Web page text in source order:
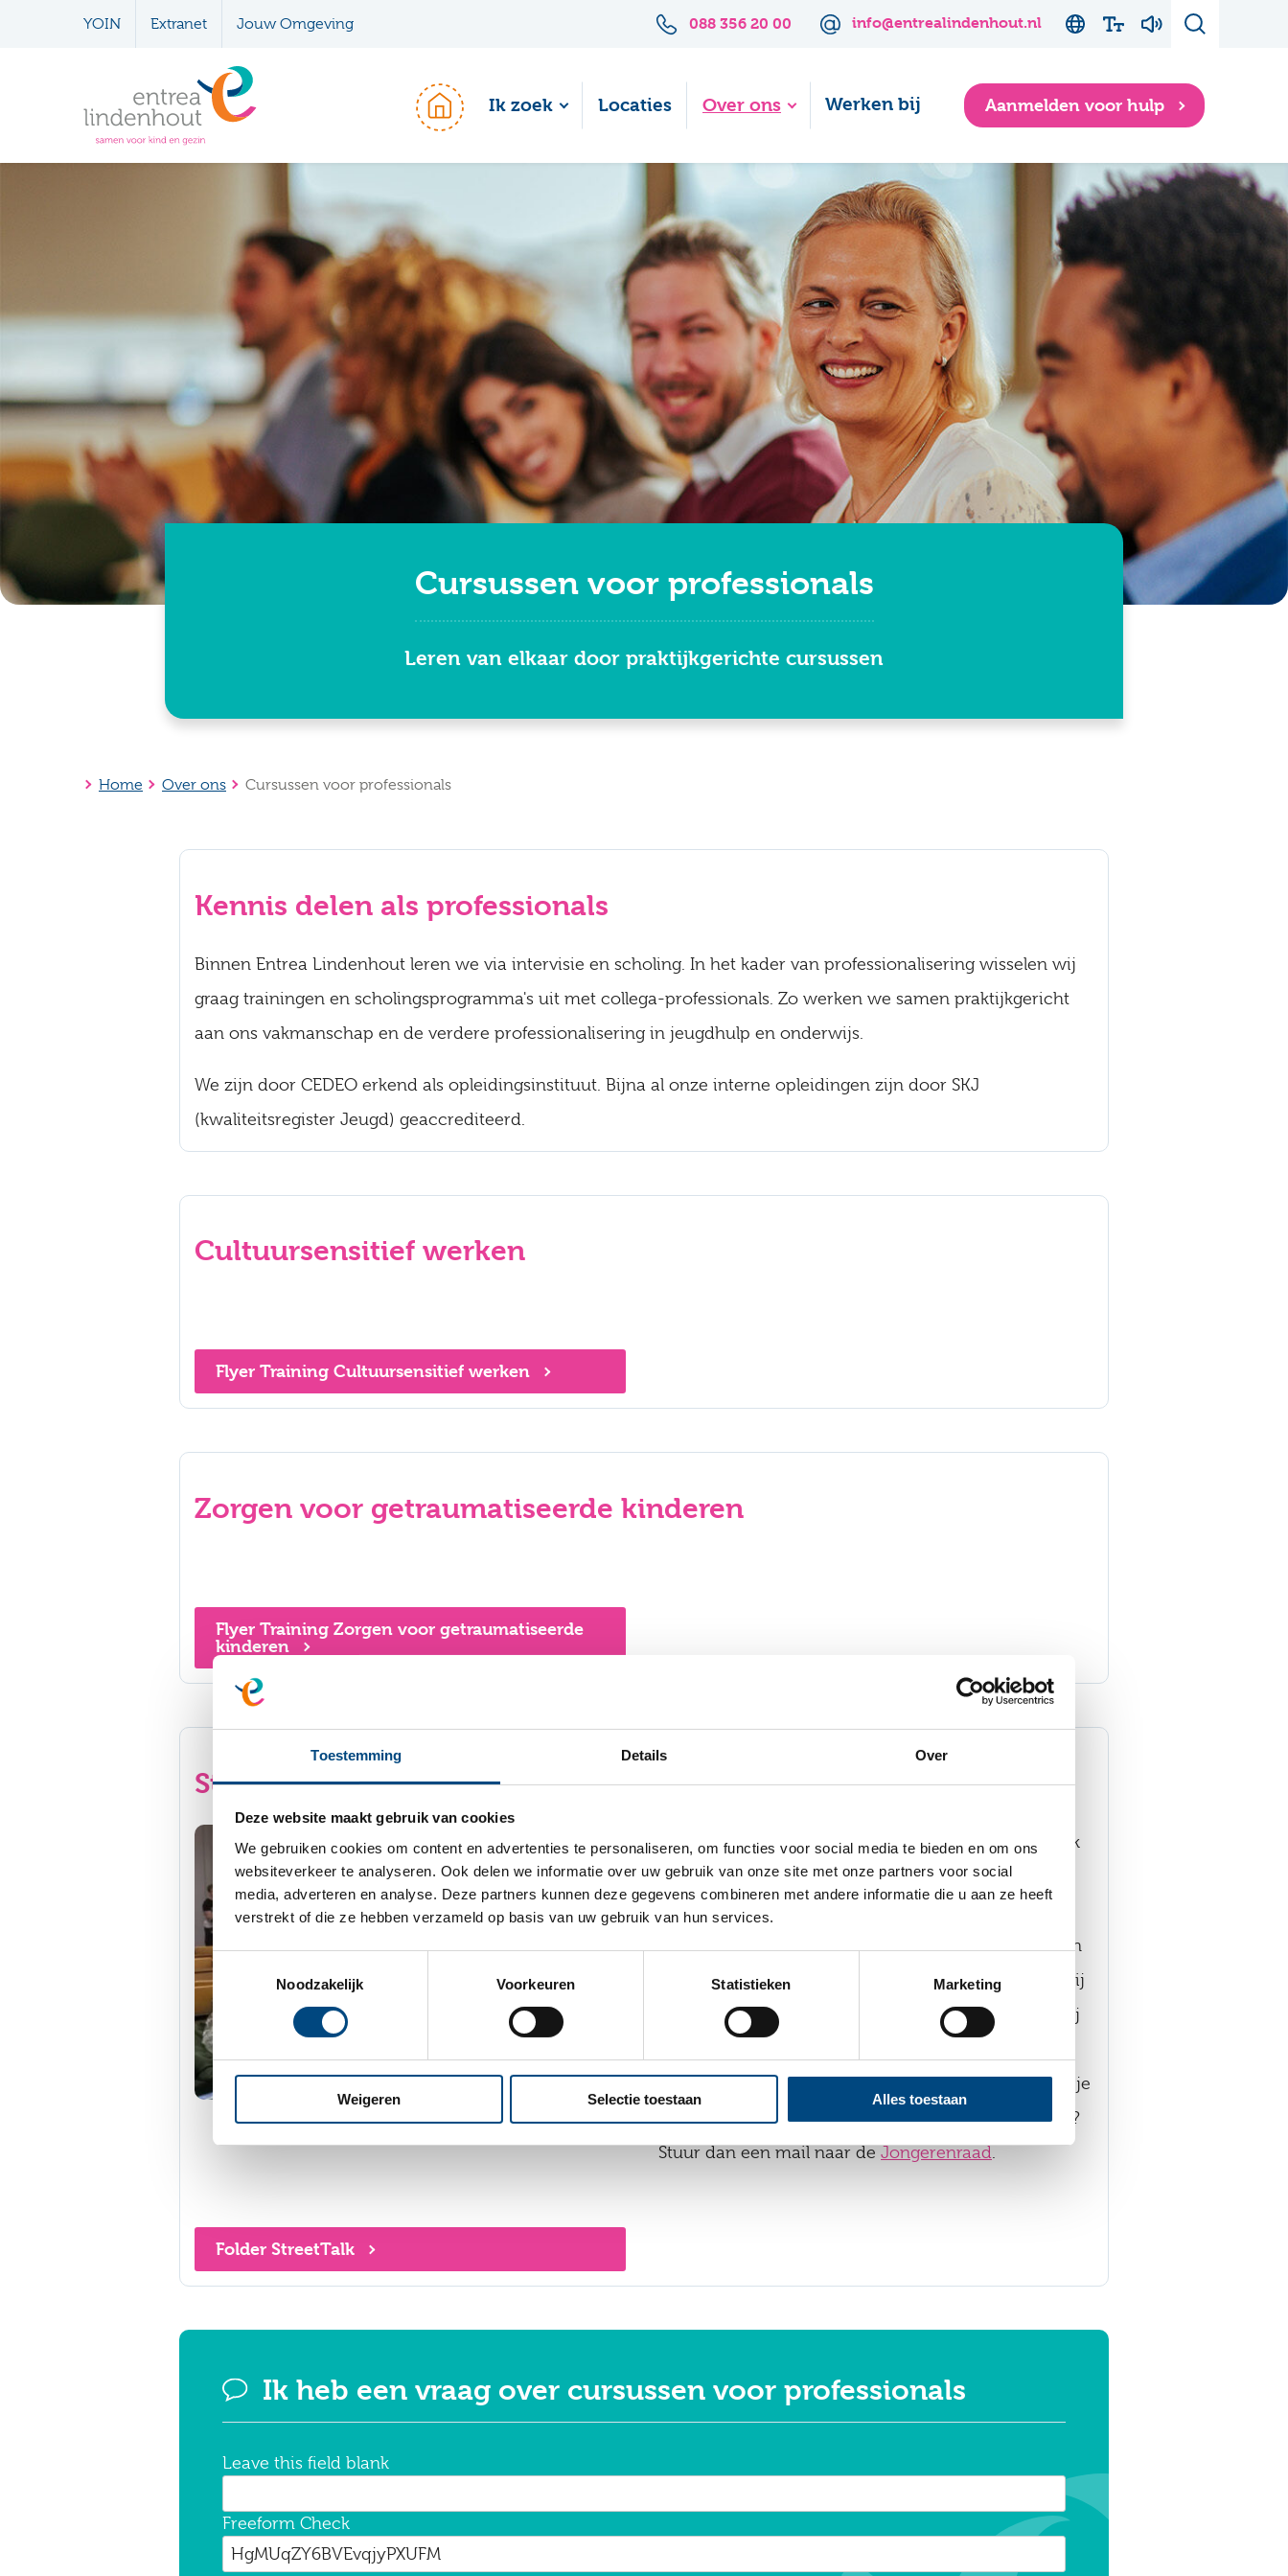
Toestemming Details Over
Deze website maakt gebruik van cookies
We gebruiken cookies om content en advertenties te personaliseren, om functies voor social media te bieden en om ons
websiteverkeer te analyseren. Ook delen we informatie over uw gebruik van onze site met onze partners voor social
media, adverteren en analyse. Deze partners kunnen deze gegevens combineren met andere informatie die u aan ze heeft
verstrekt of die ze hebben verzameld op basis van uw gebruik van hun services.
Toestemmingsselectie
Noodzakelijk
Voorkeuren Statistieken Marketing
Weigeren Selectie toestaan Alles toestaan
YOIN Extranet Jouw Omgeving 088 356 20 00 info@entrealindenhout.nl
Ik zoek Locaties Over ons Werken bij Aanmelden voor hulp
Cursussen voor professionals
Leren van elkaar door praktijkgerichte cursussen
Home Over ons Cursussen voor professionals
Kennis delen als professionals
Binnen Entrea Lindenhout leren we via intervisie en scholing. In het kader van professionalisering wisselen wij
graag trainingen en scholingsprogramma's uit met collega-professionals. Zo werken we samen praktijkgericht
aan ons vakmanschap en de verdere professionalisering in jeugdhulp en onderwijs.
We zijn door CEDEO erkend als opleidingsinstituut. Bijna al onze interne opleidingen zijn door SKJ
(kwaliteitsregister Jeugd) geaccrediteerd.
Cultuursensitief werken
Flyer Training Cultuursensitief werken
Zorgen voor getraumatiseerde kinderen
Flyer Training Zorgen voor getraumatiseerde
kinderen
StreetTalk: gastlessen door ervaringsdeskundige jongeren
Niet alleen onze professionals delen hun kennis. Ook
de jongeren uit de Jongerenraad van Entrea
Lindenhout zijn als ervaringsdeskundigen actief op
middelbare scholen, ROC en Hogeschool Arnhem en
Nijmegen (HAN). Onder de naam StreetTalk geven zij
gastlessen. Als jongeren uit de jeugdzorg vertellen zij
gaan zij met leerlingen en studenten in gesprek. Wil je
ze ook eens uitnodigen bij jouw school of opleiding?
Stuur dan een mail naar de Jongerenraad
Folder StreetTalk
Ik heb een vraag over cursussen voor professionals
Leave this field blank
Freeform Check